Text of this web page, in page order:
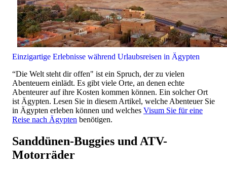
Einzigartige Erlebnisse während Urlaubsreisen in Ägypten
“Die Welt steht dir offen" ist ein Spruch, der zu vielen
Abenteuern einlädt. Es gibt viele Orte, an denen echte
Abenteurer auf ihre Kosten kommen können. Ein solcher Ort
ist Ägypten. Lesen Sie in diesem Artikel, welche Abenteuer Sie
in Ägypten erleben können und welches Visum Sie für eine
Reise nach Ägypten benötigen.
Sanddünen-Buggies und ATV-
Motorräder